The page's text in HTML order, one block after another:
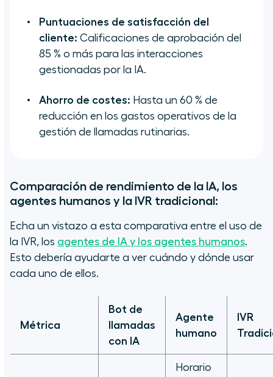
Puntuaciones de satisfacción del
cliente: Calificaciones de aprobación del
85 % o más para las interacciones
gestionadas por la IA.
Ahorro de costes: Hasta un 60 % de
reducción en los gastos operativos de la
gestión de llamadas rutinarias.
Comparación de rendimiento de la IA, los
agentes humanos y la IVR tradicional:
Echa un vistazo a esta comparativa entre el uso de
la IVR, los agentes de IA y los agentes humanos.
Esto debería ayudarte a ver cuándo y dónde usar
cada uno de ellos.
Métrica
Bot de
llamadas
con IA
Agente
humano
IVR
Horario